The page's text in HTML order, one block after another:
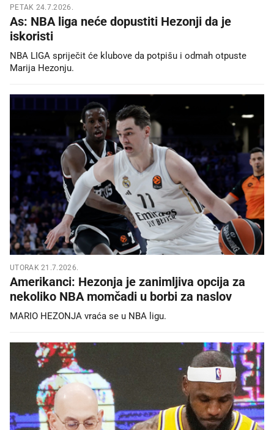
PETAK 24.7.2026.
As: NBA liga neće dopustiti Hezonji da je
iskoristi
NBA LIGA spriječit će klubove da potpišu i odmah otpuste
Marija Hezonju.
UTORAK 21.7.2026.
Amerikanci: Hezonja je zanimljiva opcija za
nekoliko NBA momčadi u borbi za naslov
MARIO HEZONJA vraća se u NBA ligu.